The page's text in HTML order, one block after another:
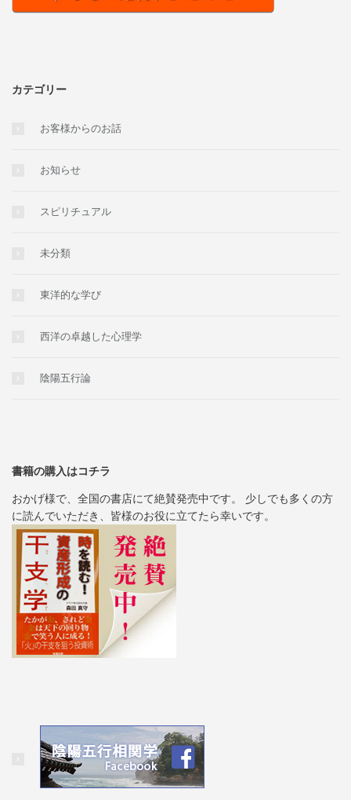
カテゴリー
お客様からのお話
お知らせ
スピリチュアル
未分類
東洋的な学び
西洋の卓越した心理学
陰陽五行論
書籍の購入はコチラ
おかげ様で、全国の書店にて絶賛発売中です。 少しでも多くの方
に読んでいただき、皆様のお役に立てたら幸いです。